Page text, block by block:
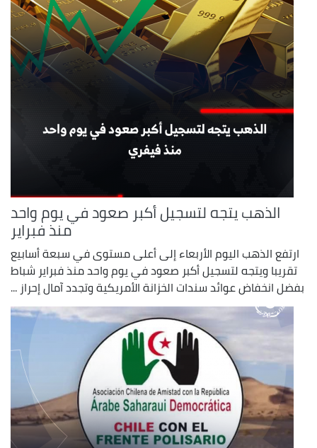
الذهب يتجه لتسجيل أكبر صعود في يوم واحد
منذ فبراير
ارتفع الذهب اليوم الأربعاء إلى أعلى مستوى في سبعة أسابيع
تقريبا ويتجه لتسجيل أكبر ​صعود في يوم واحد منذ فبراير شباط
بفضل انخفاض ‌عوائد سندات الخزانة الأمريكية وتجدد آمال إحراز ...